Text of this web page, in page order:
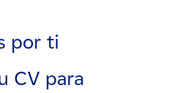
por ti
CV para